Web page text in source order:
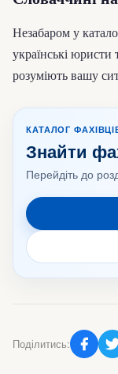
Незабаром у
українські юристи
розуміють вашу
КАТАЛОГ
Знайти
Перейдіть до
Поділитись: